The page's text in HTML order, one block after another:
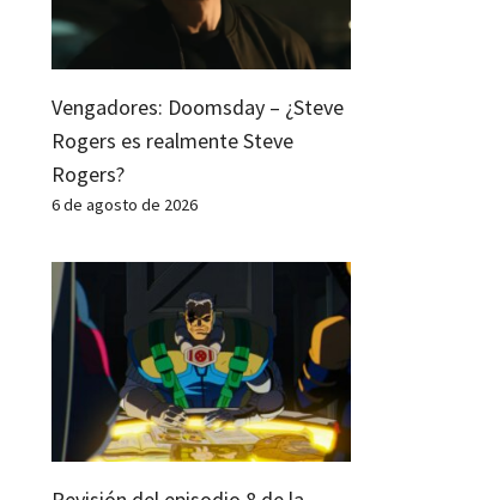
Vengadores: Doomsday – ¿Steve
Rogers es realmente Steve
Rogers?
6 de agosto de 2026